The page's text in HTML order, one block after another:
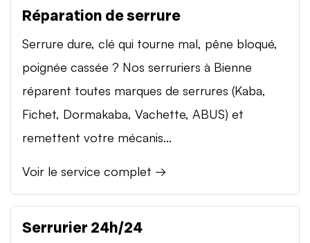
Réparation de serrure
Serrure dure, clé qui tourne mal, pêne bloqué,
poignée cassée ? Nos serruriers à Bienne
réparent toutes marques de serrures (Kaba,
Fichet, Dormakaba, Vachette, ABUS) et
remettent votre mécanis...
Voir le service complet →
Serrurier 24h/24